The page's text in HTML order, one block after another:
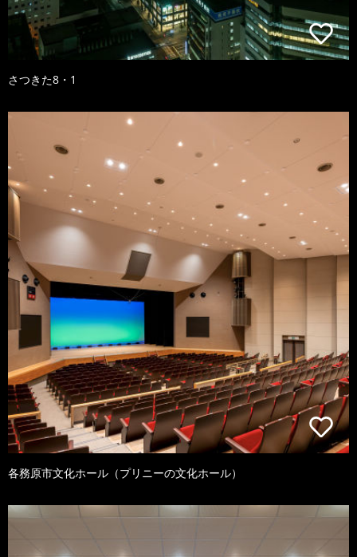
さつきた8・1
各務原市文化ホール（プリニーの文化ホール）